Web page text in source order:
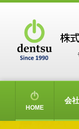
HOME
会